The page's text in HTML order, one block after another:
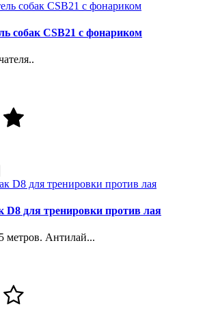
собак CSB21 с фонариком
D8 для тренировки против лая
метров. Антилай...